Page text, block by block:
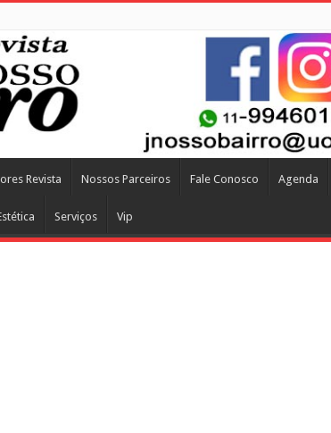
Revista Nossos Parceiros Fale Conosco Agenda
Serviços Vip